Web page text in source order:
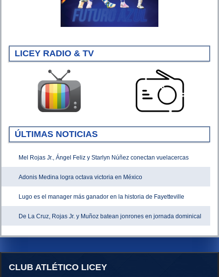
LICEY RADIO & TV
ÚLTIMAS NOTICIAS
Mel Rojas Jr., Ángel Feliz y Starlyn Núñez conectan vuelacercas
Adonis Medina logra octava victoria en México
Lugo es el manager más ganador en la historia de Fayetteville
De La Cruz, Rojas Jr. y Muñoz batean jonrones en jornada dominical
CLUB ATLÉTICO LICEY